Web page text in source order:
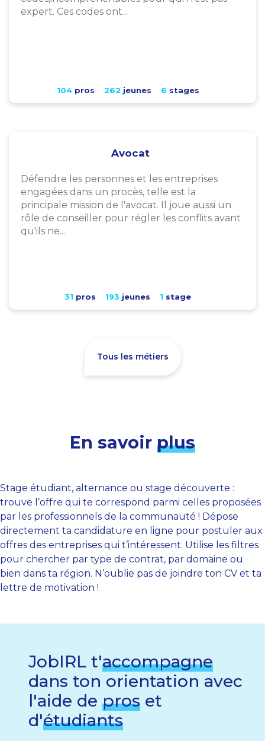
expert. Ces codes ont...
104pros 262 jeunes 6 stages
Avocat
Défendre les personnes et les entreprises
engagées dans un procès, telle est la
principale mission de l'avocat. Il joue aussi un
rôle de conseiller pour régler les conflits avant
qu'ils ne...
31 pros 193 jeunes 1 stage
Tous les métiers
En savoir plus
Stage étudiant, alternance ou stage découverte :
trouve l’offre qui te correspond parmi celles proposées
par les professionnels de la communauté ! Dépose
directement ta candidature en ligne pour postuler aux
offres des entreprises qui t’intéressent. Utilise les filtres
pour chercher par type de contrat, par domaine ou
bien dans ta région. N’oublie pas de joindre ton CV et ta
lettre de motivation !
JobIRL t'accompagne
dans ton orientation avec
l'aide de pros et
d'étudiants